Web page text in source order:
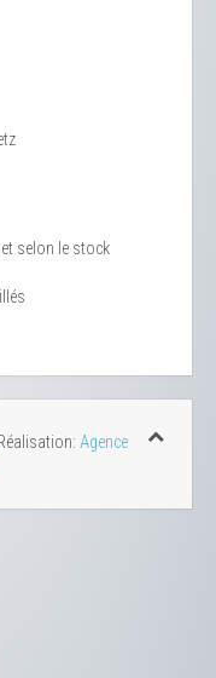
selon le stock
Agence